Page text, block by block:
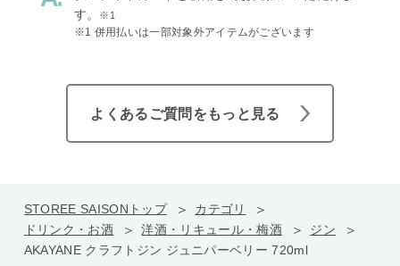
す。
※1
※1 併用払いは一部対象外アイテムがございます
よくあるご質問をもっと見る
STOREE SAISONトップ
カテゴリ
ドリンク・お酒
洋酒・リキュール・梅酒
ジン
AKAYANE クラフトジン ジュニパーベリー 720ml